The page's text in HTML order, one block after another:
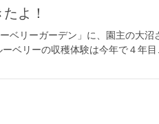
よ！
ベリーガーデン」に、園主の大
ベリーの収穫体験は今年で４年